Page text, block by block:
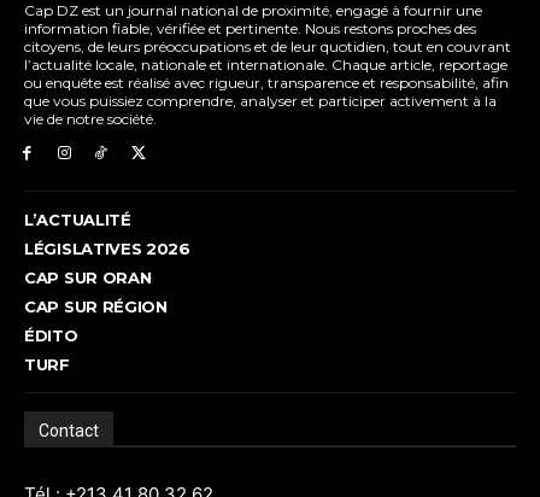
Cap DZ est un journal national de proximité, engagé à fournir une
information fiable, vérifiée et pertinente. Nous restons proches des
citoyens, de leurs préoccupations et de leur quotidien, tout en couvrant
l’actualité locale, nationale et internationale. Chaque article, reportage
ou enquête est réalisé avec rigueur, transparence et responsabilité, afin
que vous puissiez comprendre, analyser et participer activement à la
vie de notre société.
L’ACTUALITÉ
LÉGISLATIVES 2026
CAP SUR ORAN
CAP SUR RÉGION
ÉDITO
TURF
Contact